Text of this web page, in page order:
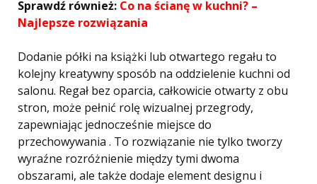
Sprawdź również: Co na ścianę w kuchni? –
Najlepsze rozwiązania
Dodanie półki na książki lub otwartego regału to
kolejny kreatywny sposób na oddzielenie kuchni od
salonu. Regał bez oparcia, całkowicie otwarty z obu
stron, może pełnić rolę wizualnej przegrody,
zapewniając jednocześnie miejsce do
przechowywania . To rozwiązanie nie tylko tworzy
wyraźne rozróżnienie między tymi dwoma
obszarami, ale także dodaje element designu i